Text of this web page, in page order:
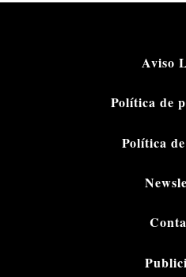
Aviso
Política de
Política